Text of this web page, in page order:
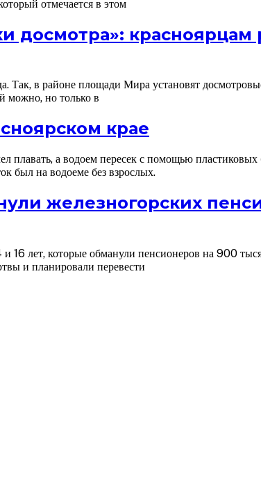
отмечается в этом
досмотра»: красноярцам
Так, в районе площади Мира установят
можно, но только в
крае
а водоем пересек с помощью
был на водоеме без взрослых.
железногорских
16 лет, которые обманули пенсионеров на 900
и планировали перевести